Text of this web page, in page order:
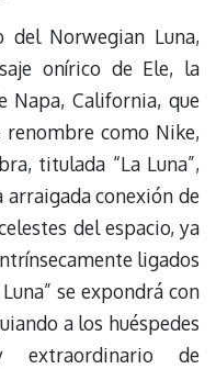
del Norwegian Luna,
onírico de Ele, la
Napa, California, que
renombre como Nike,
titulada “La Luna”,
arraigada conexión de
del espacio, ya
ligados
se expondrá con
a los huéspedes
de